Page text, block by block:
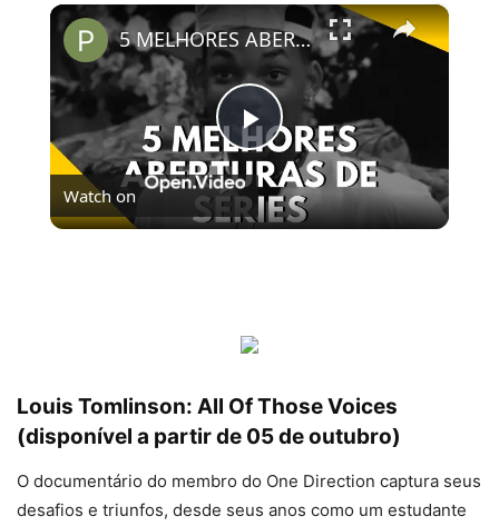
×
Play
Video
5 MELHORES ABERTURAS DE SÉRIES | Pipocas Tv #13
Watch on
Louis Tomlinson: All Of Those Voices
(disponível a partir de 05 de outubro)
O documentário do membro do One Direction captura seus
desafios e triunfos, desde seus anos como um estudante